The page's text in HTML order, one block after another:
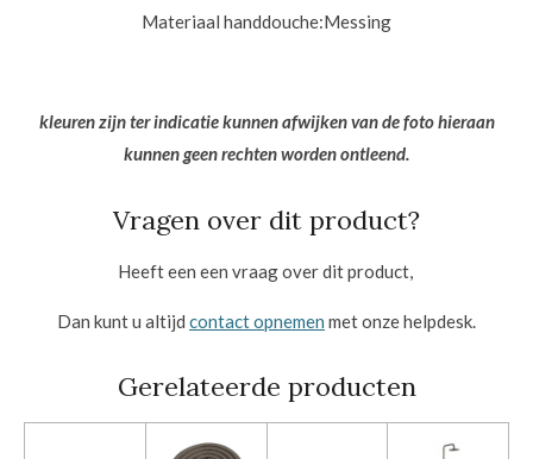
Materiaal handdouche:Messing
kleuren zijn ter indicatie kunnen afwijken van de foto hieraan
kunnen geen rechten worden ontleend.
Vragen over dit product?
Heeft een een vraag over dit product,
Dan kunt u altijd contact opnemen met onze helpdesk.
Gerelateerde producten